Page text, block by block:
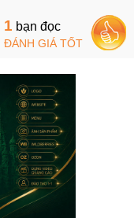
1 bạn đọc
ĐÁNH GIÁ TỐT